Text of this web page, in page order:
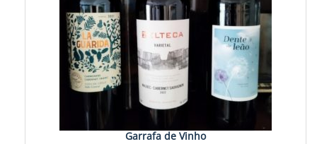
Garrafa de Vinho